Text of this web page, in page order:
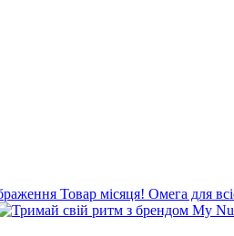
Товар місяця! Омега для